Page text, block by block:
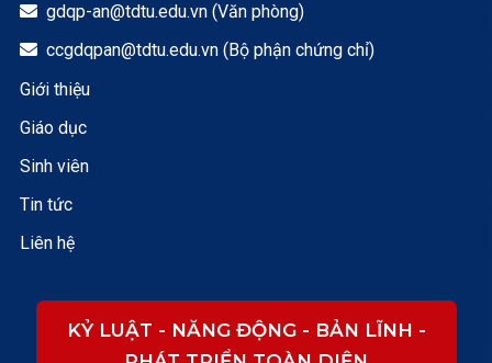
 gdqp-an@tdtu.edu.vn (Văn phòng)
 ccgdqpan@tdtu.edu.vn (Bộ phận chứng chỉ)
Giới thiệu
Giáo dục
Sinh viên
Tin tức
Liên hệ
KỶ LUẬT - NĂNG ĐỘNG - BẢN LĨNH -